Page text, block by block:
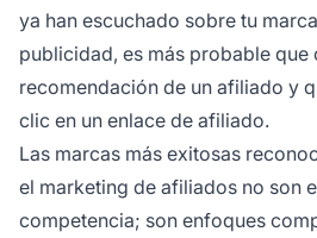
ya han escuchado sobre tu
publicidad, es más probable que
recomendación de un afiliado y
clic en un enlace de afiliado.
Las marcas más exitosas
el marketing de afiliados no son
competencia; son enfoques